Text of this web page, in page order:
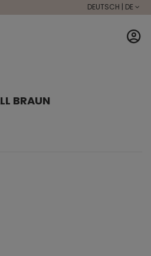
DEUTSCH | DE
BRAUN